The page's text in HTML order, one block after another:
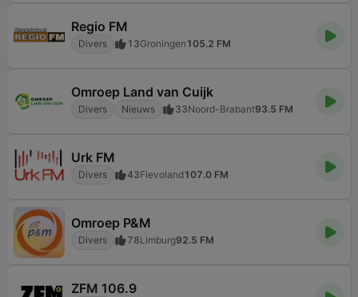
Regio FM
Divers 13Groningen 105.2 FM
Omroep Land van Cuijk
Divers Nieuws 33Noord-Brabant93.5 FM
Urk FM
Divers 43Flevoland107.0 FM
Omroep P&M
Divers 78Limburg92.5 FM
ZFM 106.9